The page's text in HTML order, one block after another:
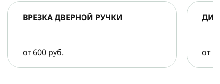
ВРЕЗКА ДВЕРНОЙ РУЧКИ
от 600 руб. от